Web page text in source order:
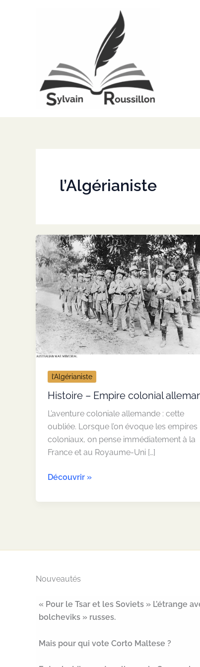
l’Algérianiste
l’Algérianiste
Histoire – Empire colonial
L’aventure coloniale allemande : cette
oubliée. Lorsque l’on évoque les empires
coloniaux, on pense immédiatement à la
France et au Royaume-Uni […]
Histoire
Empire
Découvrir »
Nouveautés
« Pour le Tsar et les Soviets » L’étrange
bolcheviks » russes.
Mais pour qui vote Corto Maltese ?